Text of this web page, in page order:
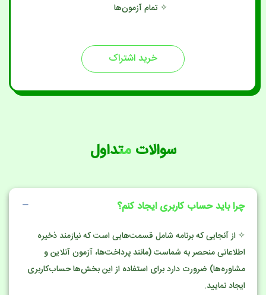
✧ تمام آزمون‌ها
خرید اشتراک
سوالات متداول
چرا باید حساب کاربری ایجاد کنم؟
✧ از آنجایی که برنامه شامل قسمت‌هایی است که نیازمند ذخیره
اطلاعاتی منحصر به شماست (مانند پرداخت‌ها، آزمون آنلاین و
مشاوره‌ها) ضرورت دارد برای استفاده از این بخش‌ها حساب‌کاربری
ایجاد نمایید.